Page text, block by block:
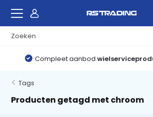
Compleet aanbod
Tags
Producten getagd met chroom